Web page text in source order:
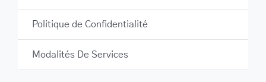
Politique de Confidentialité
Modalités De Services